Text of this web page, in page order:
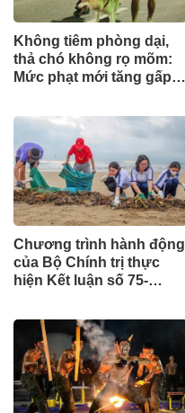
Không tiêm phòng dại,
thả chó không rọ mõm:
Mức phạt mới tăng gấp
Chương trình hành động
của Bộ Chính trị thực
hiện Kết luận số 75-